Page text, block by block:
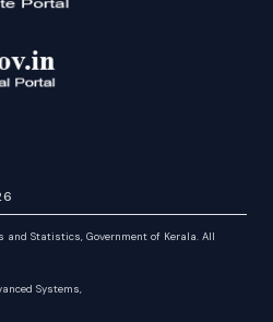
and Statistics, Government of Kerala. All
Systems,